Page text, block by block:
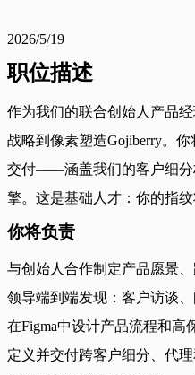
2026/5/19
职位描述
作为我们的联合创始人产品
战略到像素塑造Gojiberry。
交付——涵盖我们的客户细分
擎。这是基础人才：你的指
你将负责
与创始人合作制定产品愿景
领导端到端发现：客户访谈
在Figma中设计产品流程和高
定义并交付跨客户细分、代